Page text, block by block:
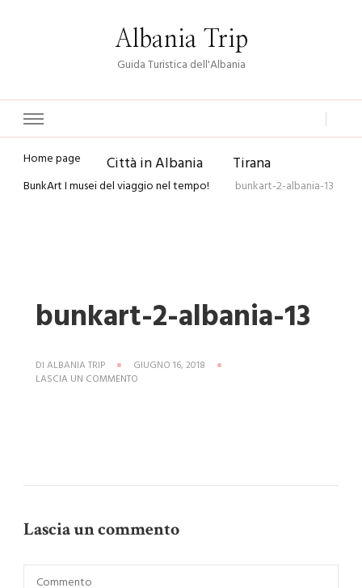
Albania Trip
Guida Turistica dell'Albania
Home page Città in Albania Tirana
BunkArt I musei del viaggio nel tempo! bunkart-2-albania-13
bunkart-2-albania-13
DI ALBANIA TRIP
GIUGNO 16, 2018
LASCIA UN COMMENTO
Lascia un commento